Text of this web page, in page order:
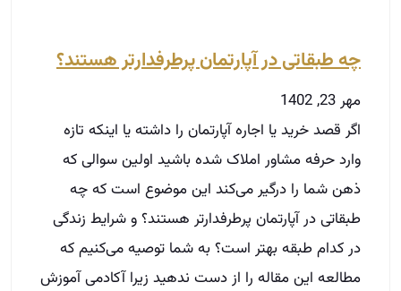
چه طبقاتی در آپارتمان پرطرفدارتر هستند؟
مهر 23, 1402
اگر قصد خرید یا اجاره آپارتمان را داشته یا اینکه تازه
وارد حرفه مشاور املاک شده باشید اولین سوالی که
ذهن شما را درگیر می‌کند این موضوع است که چه
طبقاتی در آپارتمان پرطرفدارتر هستند؟ و شرایط زندگی
در کدام طبقه بهتر است؟ به شما توصیه می‌کنیم که
مطالعه این مقاله را از دست ندهید زیرا آکادمی آموزش